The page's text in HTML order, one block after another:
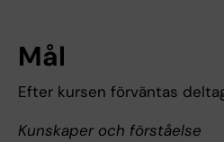
Mål
Efter kursen förväntas
Kunskaper och förståelse